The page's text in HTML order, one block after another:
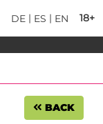
18+
DE | ES | EN
BACK